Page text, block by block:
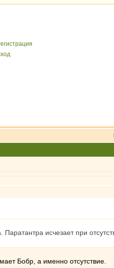
исчезает при
Бобр, а именно отсутствие.